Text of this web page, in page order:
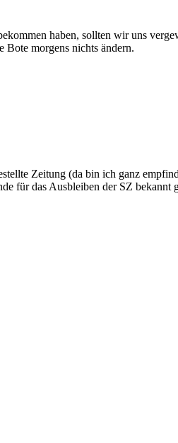
haben, sollten wir uns
morgens nichts ändern.
Zeitung (da bin ich ganz
für das Ausbleiben der SZ bekannt